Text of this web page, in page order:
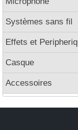
Systèmes sans fil
Effets et
Casque
Accessoires